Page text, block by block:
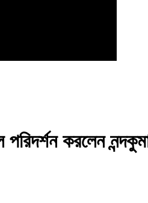
করলেন